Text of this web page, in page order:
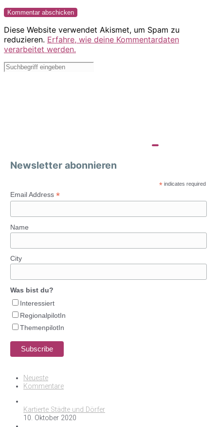
Diese Website verwendet Akismet, um Spam zu
reduzieren. Erfahre, wie deine Kommentardaten
verarbeitet werden.
Newsletter abonnieren
* indicates required
Email Address *
Name
City
Was bist du?
Interessiert
RegionalpilotIn
ThemenpilotIn
Neueste
Kommentare
Kartierte Städte und Dörfer
10. Oktober 2020